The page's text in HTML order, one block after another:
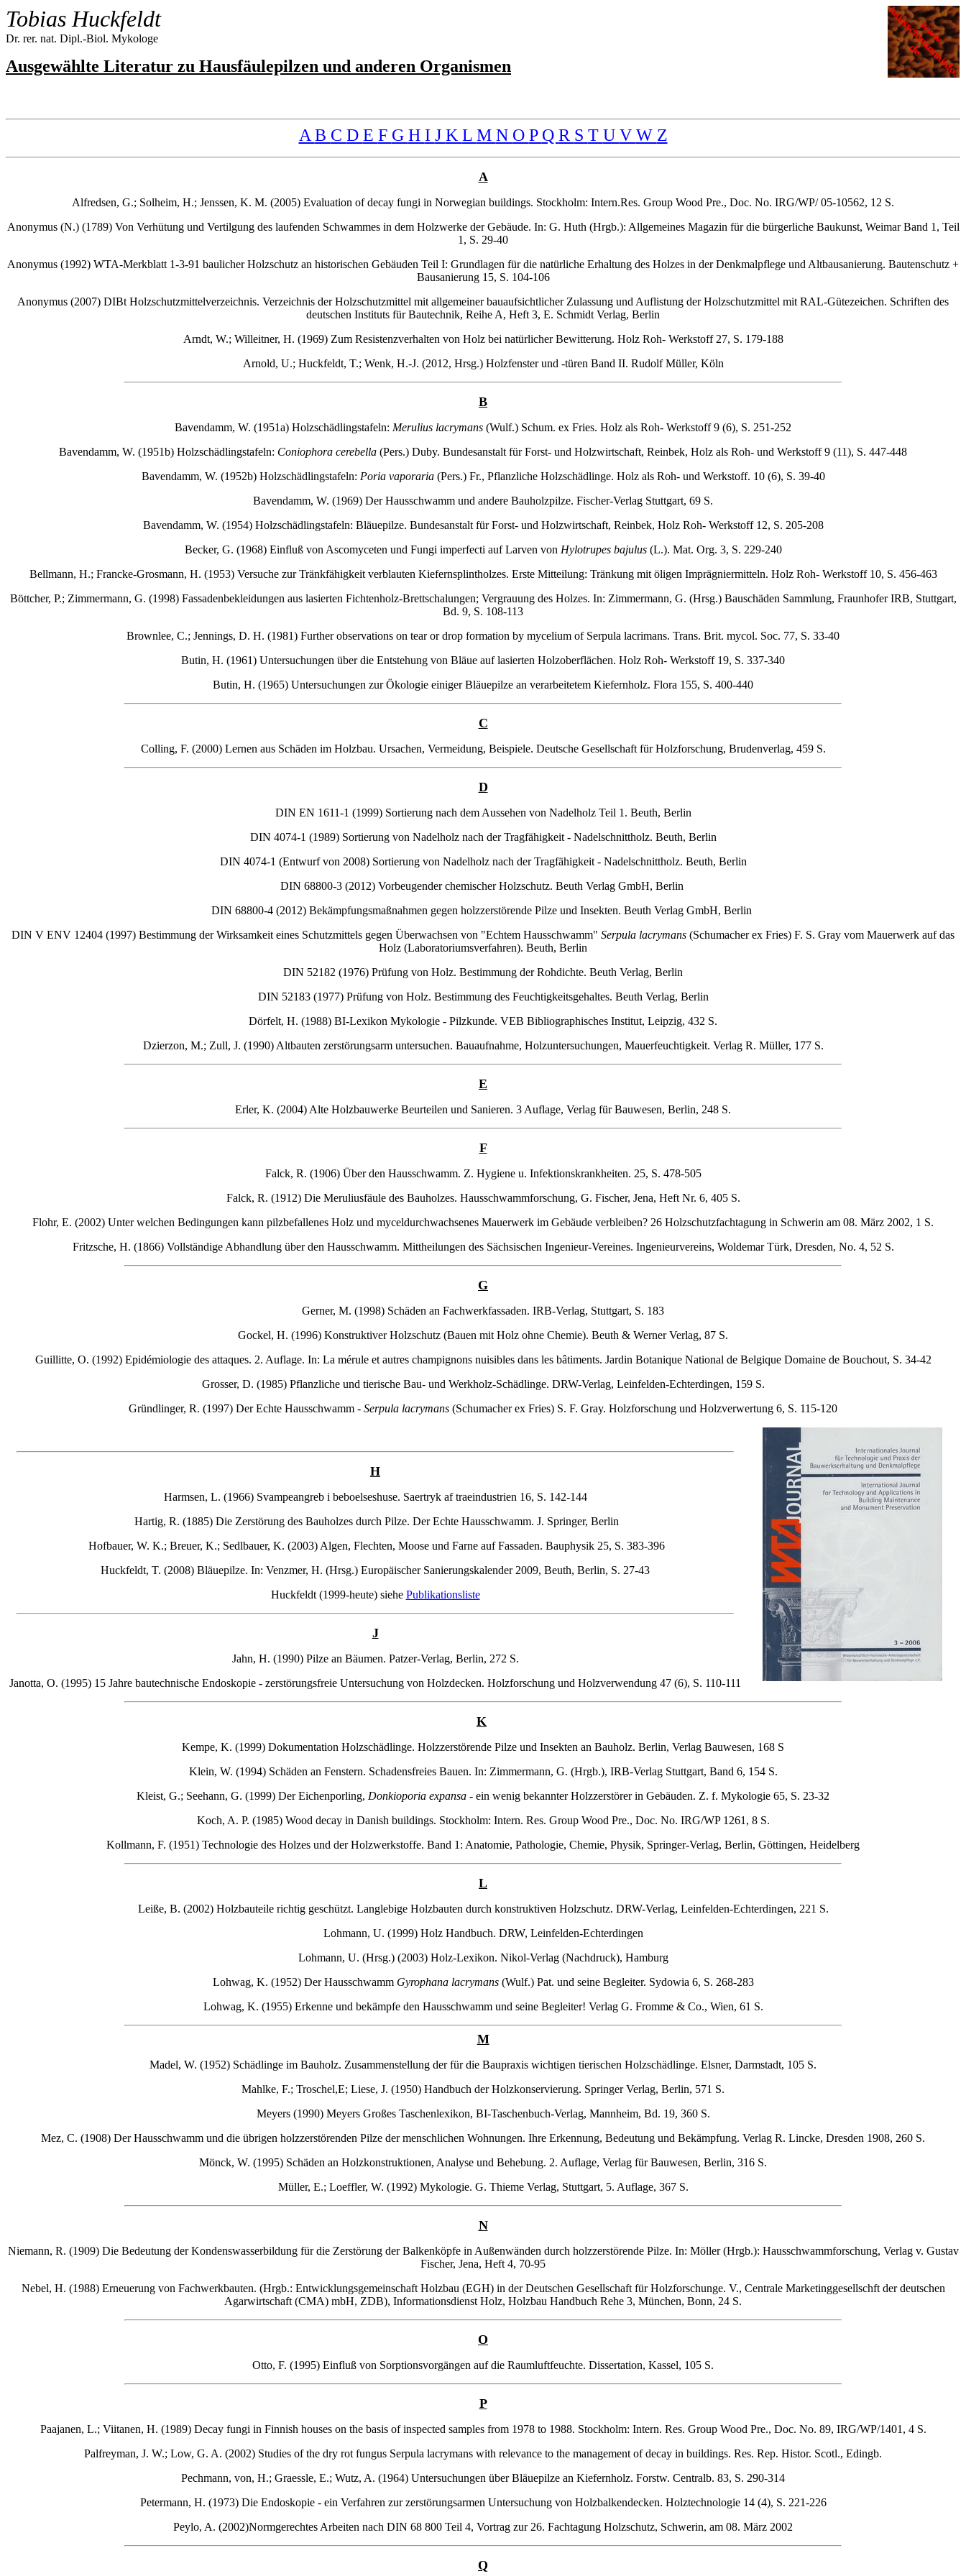
Tobias Huckfeldt
Dr. rer. nat. Dipl.-Biol. Mykologe
Ausgewählte Literatur zu Hausfäulepilzen und anderen Organismen
A B C D E F G H I J K L M N O P Q R S T U V W Z
A
Alfredsen, G.; Solheim, H.; Jenssen, K. M. (2005) Evaluation of decay fungi in Norwegian buildings. Stockholm: Intern.Res. Group Wood Pre., Doc. No. IRG/WP/ 05-10562, 12 S.
Anonymus(N.) (1789) Von Verhütung und Vertilgung des laufenden Schwammes in dem Holzwerke der Gebäude. In: G. Huth (Hrgb.): Allgemeines Magazin für die bürgerliche Baukunst, Weimar Band 1, Teil
1, S. 29-40
Anonymus (1992) WTA-Merkblatt 1-3-91 baulicher Holzschutz an historischen Gebäuden Teil I: Grundlagen für die natürliche Erhaltung des Holzes in der Denkmalpflege und Altbausanierung. Bautenschutz +
Bausanierung 15, S. 104-106
Anonymus (2007) DIBt Holzschutzmittelverzeichnis. Verzeichnis der Holzschutzmittel mit allgemeiner bauaufsichtlicher Zulassung und Auflistung der Holzschutzmittel mit RAL-Gütezeichen. Schriften des
deutschen Instituts für Bautechnik, Reihe A, Heft 3, E. Schmidt Verlag, Berlin
Arndt, W.; Willeitner, H. (1969) Zum Resistenzverhalten von Holz bei natürlicher Bewitterung. Holz Roh- Werkstoff 27, S. 179-188
Arnold, U.; Huckfeldt, T.; Wenk, H.-J. (2012, Hrsg.) Holzfenster und -türen Band II. Rudolf Müller, Köln
B
Bavendamm, W. (1951a) Holzschädlingstafeln: Merulius lacrymans (Wulf.) Schum. ex Fries. Holz als Roh- Werkstoff 9 (6), S. 251-252
Bavendamm, W. (1951b) Holzschädlingstafeln: Coniophora cerebella (Pers.) Duby. Bundesanstalt für Forst- und Holzwirtschaft, Reinbek, Holz als Roh- und Werkstoff 9 (11), S. 447-448
Bavendamm, W. (1952b) Holzschädlingstafeln: Poria vaporaria(Pers.) Fr., Pflanzliche Holzschädlinge. Holz als Roh- und Werkstoff. 10 (6), S. 39-40
Bavendamm, W. (1969) Der Hausschwamm und andere Bauholzpilze. Fischer-Verlag Stuttgart, 69 S.
Bavendamm, W. (1954) Holzschädlingstafeln: Bläuepilze. Bundesanstalt für Forst- und Holzwirtschaft, Reinbek, Holz Roh- Werkstoff 12, S. 205-208
Becker, G. (1968) Einfluß von Ascomyceten und Fungi imperfecti auf Larven von Hylotrupes bajulus(L.). Mat. Org. 3, S. 229-240
Bellmann, H.; Francke-Grosmann, H. (1953) Versuche zur Tränkfähigkeit verblauten Kiefernsplintholzes. Erste Mitteilung: Tränkung mit öligen Imprägniermitteln. Holz Roh- Werkstoff 10, S. 456-463
Böttcher, P.; Zimmermann, G. (1998) Fassadenbekleidungen aus lasierten Fichtenholz-Brettschalungen; Vergrauung des Holzes. In: Zimmermann, G. (Hrsg.) Bauschäden Sammlung, Fraunhofer IRB, Stuttgart,
Bd. 9, S. 108-113
Brownlee, C.; Jennings, D. H. (1981) Further observations on tear or drop formation by mycelium of Serpula lacrimans. Trans. Brit. mycol. Soc. 77, S. 33-40
Butin, H. (1961) Untersuchungen über die Entstehung von Bläue auf lasierten Holzoberflächen. Holz Roh- Werkstoff 19, S. 337-340
Butin, H. (1965) Untersuchungen zur Ökologie einiger Bläuepilze an verarbeitetem Kiefernholz. Flora 155, S. 400-440
C
Colling, F. (2000) Lernen aus Schäden im Holzbau. Ursachen, Vermeidung, Beispiele. Deutsche Gesellschaft für Holzforschung, Brudenverlag, 459 S.
D
DIN EN 1611-1 (1999) Sortierung nach dem Aussehen von Nadelholz Teil 1. Beuth, Berlin
DIN 4074-1 (1989) Sortierung von Nadelholz nach der Tragfähigkeit - Nadelschnittholz. Beuth, Berlin
DIN 4074-1 (Entwurf von 2008) Sortierung von Nadelholz nach der Tragfähigkeit - Nadelschnittholz. Beuth, Berlin
DIN 68800-3 (2012) Vorbeugender chemischer Holzschutz. Beuth Verlag GmbH, Berlin
DIN 68800-4 (2012) Bekämpfungsmaßnahmen gegen holzzerstörende Pilze und Insekten. Beuth Verlag GmbH, Berlin
DIN V ENV 12404 (1997) Bestimmung der Wirksamkeit eines Schutzmittels gegen Überwachsen von "Echtem Hausschwamm" Serpula lacrymans (Schumacher ex Fries) F. S. Gray vom Mauerwerk auf das
Holz (Laboratoriumsverfahren). Beuth, Berlin
DIN 52182 (1976) Prüfung von Holz. Bestimmung der Rohdichte. Beuth Verlag, Berlin
DIN 52183 (1977) Prüfung von Holz. Bestimmung des Feuchtigkeitsgehaltes. Beuth Verlag, Berlin
Dörfelt, H. (1988) BI-Lexikon Mykologie - Pilzkunde. VEB Bibliographisches Institut, Leipzig, 432 S.
Dzierzon, M.; Zull, J. (1990) Altbauten zerstörungsarm untersuchen. Bauaufnahme, Holzuntersuchungen, Mauerfeuchtigkeit. Verlag R. Müller, 177 S.
E
Erler, K. (2004) Alte Holzbauwerke Beurteilen und Sanieren. 3 Auflage, Verlag für Bauwesen, Berlin, 248 S.
F
Falck, R. (1906) Über den Hausschwamm. Z. Hygiene u. Infektionskrankheiten. 25, S. 478-505
Falck, R. (1912) Die Meruliusfäule des Bauholzes. Hausschwammforschung, G. Fischer, Jena, Heft Nr. 6, 405 S.
Flohr, E. (2002) Unter welchen Bedingungen kann pilzbefallenes Holz und myceldurchwachsenes Mauerwerk im Gebäude verbleiben? 26 Holzschutzfachtagung in Schwerin am 08. März 2002, 1 S.
Fritzsche, H. (1866) Vollständige Abhandlung über den Hausschwamm. Mittheilungen des Sächsischen Ingenieur-Vereines. Ingenieurvereins, Woldemar Türk, Dresden, No. 4, 52 S.
G
Gerner, M. (1998) Schäden an Fachwerkfassaden. IRB-Verlag, Stuttgart, S. 183
Gockel, H. (1996) Konstruktiver Holzschutz (Bauen mit Holz ohne Chemie). Beuth & Werner Verlag, 87 S.
Guillitte, O. (1992) Epidémiologie des attaques. 2. Auflage. In: La mérule et autres champignons nuisibles dans les bâtiments. Jardin Botanique National de Belgique Domaine de Bouchout, S. 34-42
Grosser, D. (1985) Pflanzliche und tierische Bau- und Werkholz-Schädlinge. DRW-Verlag, Leinfelden-Echterdingen, 159 S.
Gründlinger, R. (1997) Der Echte Hausschwamm - Serpula lacrymans (Schumacher ex Fries) S. F. Gray. Holzforschung und Holzverwertung 6, S. 115-120
H
Harmsen, L. (1966) Svampeangreb i beboelseshuse. Saertryk af traeindustrien 16, S. 142-144
Hartig, R. (1885) Die Zerstörung des Bauholzes durch Pilze. Der Echte Hausschwamm. J. Springer, Berlin
Hofbauer, W. K.; Breuer, K.; Sedlbauer, K. (2003) Algen, Flechten, Moose und Farne auf Fassaden. Bauphysik 25, S. 383-396
Huckfeldt, T. (2008) Bläuepilze. In: Venzmer, H. (Hrsg.) Europäischer Sanierungskalender 2009, Beuth, Berlin, S. 27-43
Huckfeldt(1999-heute) siehe Publikationsliste
J
Jahn, H. (1990) Pilze an Bäumen. Patzer-Verlag, Berlin, 272 S.
Janotta, O. (1995) 15 Jahre bautechnische Endoskopie - zerstörungsfreie Untersuchung von Holzdecken. Holzforschung und Holzverwendung 47 (6), S. 110-111
K
Kempe, K. (1999) Dokumentation Holzschädlinge. Holzzerstörende Pilze und Insekten an Bauholz. Berlin, Verlag Bauwesen, 168 S
Klein, W. (1994) Schäden an Fenstern. Schadensfreies Bauen. In: Zimmermann, G. (Hrgb.), IRB-Verlag Stuttgart, Band 6, 154 S.
Kleist, G.; Seehann, G. (1999) Der Eichenporling, Donkioporia expansa - ein wenig bekannter Holzzerstörer in Gebäuden. Z. f. Mykologie 65, S. 23-32
Koch, A. P. (1985) Wood decay in Danish buildings. Stockholm: Intern. Res. Group Wood Pre., Doc. No. IRG/WP 1261, 8 S.
Kollmann, F. (1951) Technologie des Holzes und der Holzwerkstoffe. Band 1: Anatomie, Pathologie, Chemie, Physik, Springer-Verlag, Berlin, Göttingen, Heidelberg
L
Leiße, B. (2002) Holzbauteile richtig geschützt. Langlebige Holzbauten durch konstruktiven Holzschutz. DRW-Verlag, Leinfelden-Echterdingen, 221 S.
Lohmann, U. (1999) Holz Handbuch. DRW, Leinfelden-Echterdingen
Lohmann, U. (Hrsg.) (2003) Holz-Lexikon. Nikol-Verlag (Nachdruck), Hamburg
Lohwag, K. (1952) Der Hausschwamm Gyrophana lacrymans(Wulf.) Pat. und seine Begleiter. Sydowia 6, S. 268-283
Lohwag, K. (1955) Erkenne und bekämpfe den Hausschwamm und seine Begleiter! Verlag G. Fromme & Co., Wien, 61 S.
M
Madel, W. (1952) Schädlinge im Bauholz. Zusammenstellung der für die Baupraxis wichtigen tierischen Holzschädlinge. Elsner, Darmstadt, 105 S.
Mahlke, F.; Troschel,E; Liese, J. (1950) Handbuch der Holzkonservierung. Springer Verlag, Berlin, 571 S.
Meyers (1990) Meyers Großes Taschenlexikon, BI-Taschenbuch-Verlag, Mannheim, Bd. 19, 360 S.
Mez, C. (1908) Der Hausschwamm und die übrigen holzzerstörenden Pilze der menschlichen Wohnungen. Ihre Erkennung, Bedeutung und Bekämpfung. Verlag R. Lincke, Dresden 1908, 260 S.
Mönck, W. (1995) Schäden an Holzkonstruktionen, Analyse und Behebung. 2. Auflage, Verlag für Bauwesen, Berlin, 316 S.
Müller, E.; Loeffler, W. (1992) Mykologie. G. Thieme Verlag, Stuttgart, 5. Auflage, 367 S.
N
Niemann, R. (1909) Die Bedeutung der Kondenswasserbildung für die Zerstörung der Balkenköpfe in Außenwänden durch holzzerstörende Pilze. In: Möller (Hrgb.): Hausschwammforschung, Verlag v. Gustav
Fischer, Jena, Heft 4, 70-95
Nebel, H. (1988) Erneuerung von Fachwerkbauten. (Hrgb.: Entwicklungsgemeinschaft Holzbau (EGH) in der Deutschen Gesellschaft für Holzforschunge. V., Centrale Marketinggesellschft der deutschen
Agarwirtschaft (CMA) mbH, ZDB), Informationsdienst Holz, Holzbau Handbuch Rehe 3, München, Bonn, 24 S.
O
Otto, F. (1995) Einfluß von Sorptionsvorgängen auf die Raumluftfeuchte. Dissertation, Kassel, 105 S.
P
Paajanen, L.; Viitanen, H. (1989) Decay fungi in Finnish houses on the basis of inspected samples from 1978 to 1988. Stockholm: Intern. Res. Group Wood Pre., Doc. No. 89, IRG/WP/1401, 4 S.
Palfreyman, J. W.; Low, G. A. (2002) Studies of the dry rot fungus Serpula lacrymans with relevance to the management of decay in buildings. Res. Rep. Histor. Scotl., Edingb.
Pechmann, von, H.; Graessle, E.; Wutz, A. (1964) Untersuchungen über Bläuepilze an Kiefernholz. Forstw. Centralb. 83, S. 290-314
Petermann, H. (1973) Die Endoskopie - ein Verfahren zur zerstörungsarmen Untersuchung von Holzbalkendecken. Holztechnologie 14 (4), S. 221-226
Peylo, A. (2002)Normgerechtes Arbeiten nach DIN 68 800 Teil 4, Vortrag zur 26. Fachtagung Holzschutz, Schwerin, am 08. März 2002
Q